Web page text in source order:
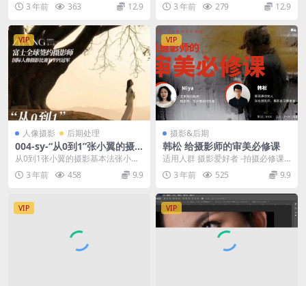
3 年前 363 12.9 3 年前 279 12.9
VIP
人像摄影 后期处理
004-sy-“从0到1”张小翼的摄
影基本法_张小翼摄影学院
从0到1张小翼的摄影基本法张小翼
摄影学院 此课程为张小翼摄影学院-
【独家】“从0...
3 年前 458 9.9
VIP
摄影&后期
韩松 给摄影师的审美必修课
适用人群 摄影爱好者 -拍摄必修课
职业摄影师 -需要构建理论体系的人
瓶颈创作...
3 年前 525 9.9
VIP VIP